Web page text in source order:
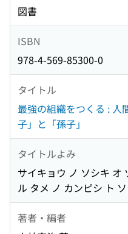
図書
ISBN
978-4-569-85300-0
タイトル
最強の組織をつくる : 人
子」と「孫子」
タイトルよみ
サイキョウ ノ ソシキ オ
ル タメ ノ カンピシ ト
著者・編者